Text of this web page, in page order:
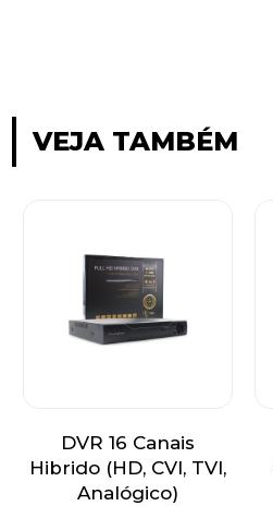
VEJA TAMBÉM
DVR 16 Canais
Hibrido (HD, CVI, TVI,
Analógico)